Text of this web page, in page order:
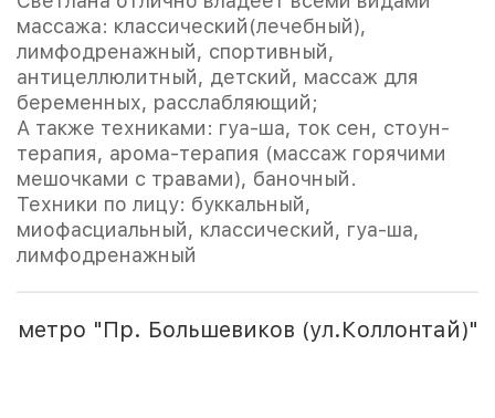
массажа: классический(лечебный),
лимфодренажный, спортивный,
антицеллюлитный, детский, массаж для
беременных, расслабляющий;
А также техниками: гуа-ша, ток сен, стоун-
терапия, арома-терапия (массаж горячими
мешочками с травами), баночный.
Техники по лицу: буккальный,
миофасциальный, классический, гуа-ша,
лимфодренажный
метро "Пр. Большевиков (ул.Коллонтай)"